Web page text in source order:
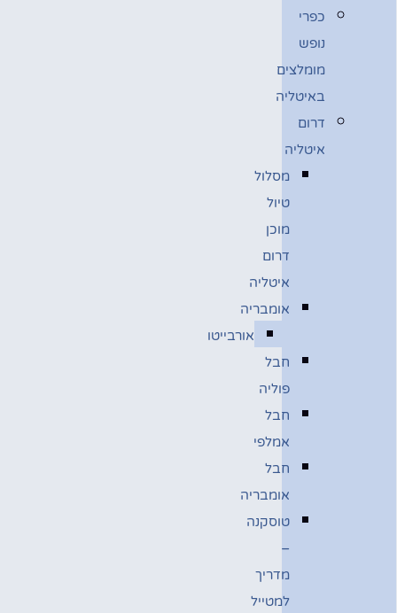
כפרי
נופש
מומלצים
באיטליה
דרום
איטליה
מסלול
טיול
מוכן
דרום
איטליה
אומבריה
אורבייטו
חבל
פוליה
חבל
אמלפי
חבל
אומבריה
טוסקנה
–
מדריך
למטייל